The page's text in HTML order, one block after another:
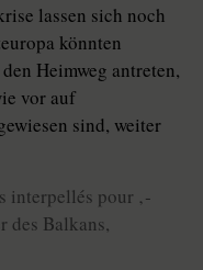
lassen sich noch
könnten
Heimweg antreten,
vor auf
sind, weiter
interpellés pour ‚­
des Balkans,